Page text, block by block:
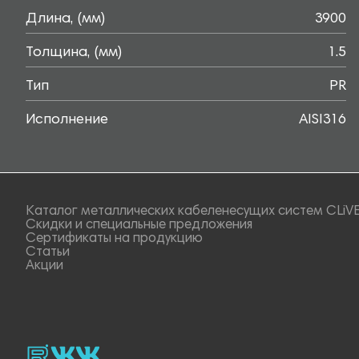
Длина, (мм) 3900
Толщина, (мм) 1.5
Тип PR
Исполнение AISI316
Каталог металлических кабеленесущих систем
Скидки и специальные предложения
Сертификаты на продукцию
Статьи
Акции
rutubevk_video.
Vk.